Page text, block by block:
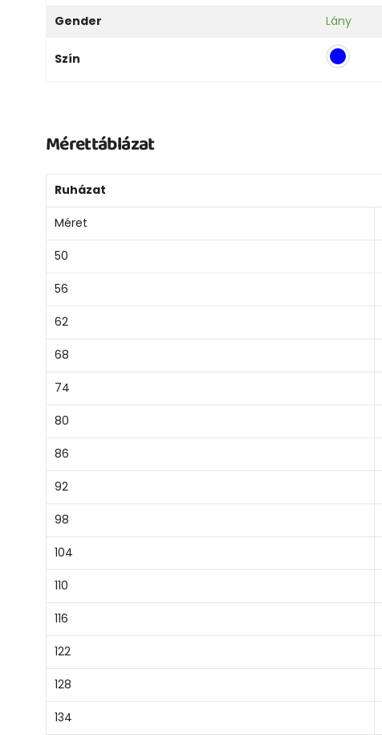
Gender
Lány
Szín
Mérettáblázat
Ruházat
Méret
50
56
62
68
74
80
86
92
98
104
110
116
122
128
134